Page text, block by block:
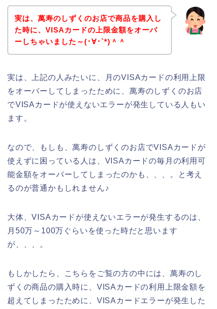
実は、萬寿のしずくのお店で商品を購入し
た時に、VISAカードの上限金額をオーバ
ーしちゃいました～(･∀･`*)＾＾
実は、上記の人みたいに、月のVISAカードの利用上限
をオーバーしてしまったために、萬寿のしずくのお店
でVISAカードが使えないエラーが発生している人もい
ます。
なので、もしも、萬寿のしずくのお店でVISAカードが
使えずに困っている人は、VISAカードの毎月の利用可
能金額をオーバーしてしまったのかも、、、。と考え
るのが普通かもしれません♪
大体、VISAカードが使えないエラーが発生するのは、
月50万～100万ぐらいを使った時だと思います
が、、、。
もしかしたら、こちらをご覧の方の中には、萬寿のし
ずくの商品の購入時に、VISAカードの利用上限金額を
超えてしまったために、VISAカードエラーが発生した